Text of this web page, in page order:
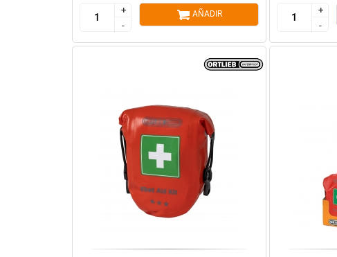
+
-
+
-
AÑADIR
+
-
+
-